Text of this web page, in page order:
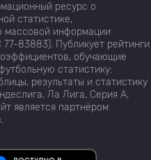
ресурс о
статистике,
массовой информации
83883). Публикует рейтинги
обучающие
статистику:
результаты и статистику
Ла Лига, Серия А,
является партнёром